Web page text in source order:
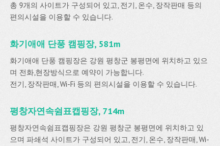
총 9개의 사이트가 구성되어 있고, 전기, 온수, 장작판매 등의
편의시설을 이용할 수 있습니다.
화기애애 단풍 캠핑장, 581m
화기애애 단풍 캠핑장은 강원 평창군 봉평면에 위치하고 있으
며 전화,현장방식으로 예약이 가능합니다.
전기, 장작판매, Wi-Fi 등의 편의시설을 이용할 수 있습니다.
평창자연속쉼표캡핑장, 714m
평창자연속쉼표캡핑장은 강원 평창군 봉평면에 위치하고 있
으며 파쇄석 사이트가 구성되어 있고, 전기, 온수, 장작판매, Wi-